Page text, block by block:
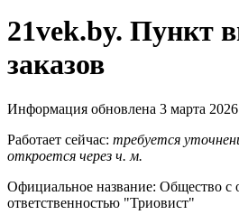
21vek.by. Пункт
заказов
Информация обновлена 3 марта 2026
Работает сейчас: требуется
откроется через ч. м.
Официальное название: Общество с
ответственностью "Триовист"